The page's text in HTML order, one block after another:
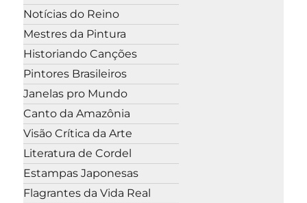
Notícias do Reino
Mestres da Pintura
Historiando Canções
Pintores Brasileiros
Janelas pro Mundo
Canto da Amazônia
Visão Crítica da Arte
Literatura de Cordel
Estampas Japonesas
Flagrantes da Vida Real